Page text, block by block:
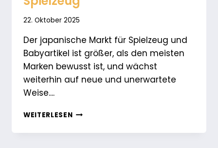
22. Oktober 2025
Der japanische Markt für Spielzeug und
Babyartikel ist größer, als den meisten
Marken bewusst ist, und wächst
weiterhin auf neue und unerwartete
Weise....
WEITERLESENDEN
MARKT